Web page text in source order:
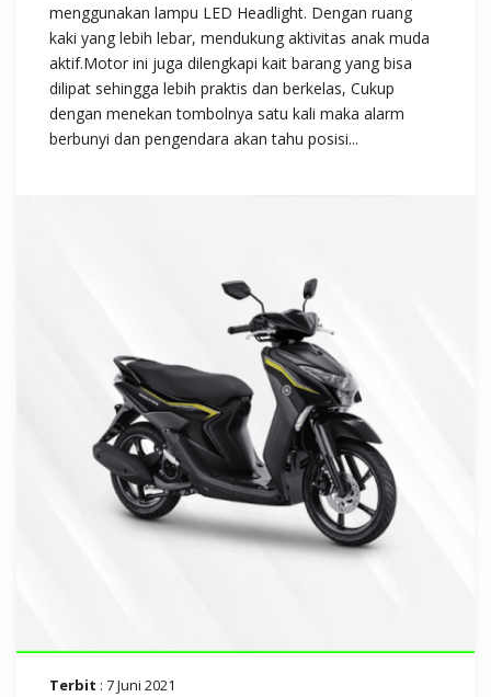
menggunakan lampu LED Headlight. Dengan ruang
kaki yang lebih lebar, mendukung aktivitas anak muda
aktif.Motor ini juga dilengkapi kait barang yang bisa
dilipat sehingga lebih praktis dan berkelas, Cukup
dengan menekan tombolnya satu kali maka alarm
berbunyi dan pengendara akan tahu posisi...
Terbit : 7 Juni 2021